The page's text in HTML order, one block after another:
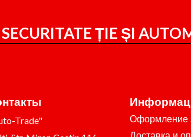
ȚIE ȘI
Trade"
Оформление